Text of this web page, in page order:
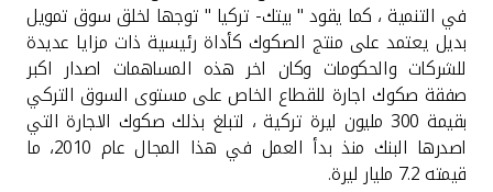
في التنمية ، كما يقود " بيتك- تركيا " توجها لخلق سوق تمويل
بديل يعتمد على منتج الصكوك كأداة رئيسية ذات مزايا عديدة
للشركات والحكومات وكان اخر هذه المساهمات اصدار اكبر
صفقة صكوك اجارة للقطاع الخاص على مستوى السوق التركي
بقيمة 300 مليون ليرة تركية ، لتبلغ بذلك صكوك الاجارة التي
اصدرها البنك منذ بدأ العمل في هذا المجال عام 2010، ما
قيمته 7.2 مليار ليرة.